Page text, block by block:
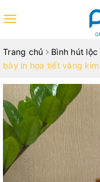
Toggle
Trang chủ Bình hút lộc
bày in họa tiết vàng